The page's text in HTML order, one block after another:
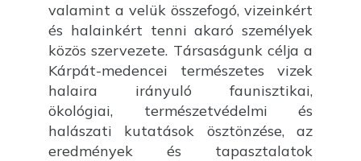
valamint a velük összefogó, vizeinkért
és halainkért tenni akaró személyek
közös szervezete. Társaságunk célja a
Kárpát-medencei természetes vizek
halaira irányuló faunisztikai,
ökológiai, természetvédelmi és
halászati kutatások ösztönzése, az
eredmények és tapasztalatok